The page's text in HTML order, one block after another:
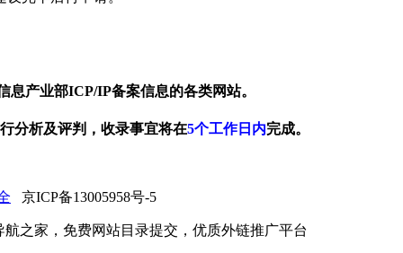
产业部ICP/IP备案信息的各类网站。
分析及评判，收录事宜将在5个工作日内完成。
京ICP备13005958号-5
之家，免费网站目录提交，优质外链推广平台